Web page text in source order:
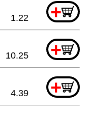
+
1.22
+
10.25
+
4.39